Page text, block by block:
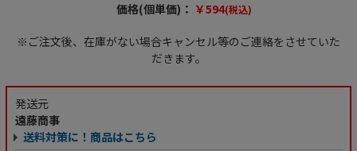
価格(個単価)： ￥594(税込)
※ご注文後、在庫がない場合キャンセル等のご連絡をさせていた
だきます。
発送元
遠藤商事
送料対策に！商品はこちら